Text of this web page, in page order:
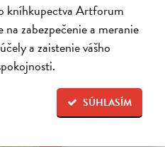
kníhkupectva Artforum
na zabezpečenie a meranie
a zaistenie vášho
SÚHLASÍM